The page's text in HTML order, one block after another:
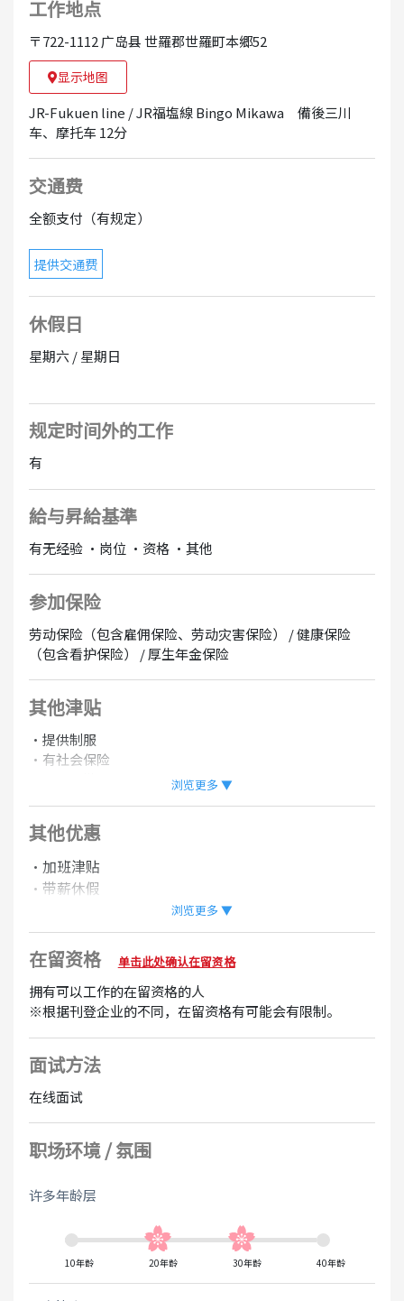
工作地点
〒722-1112 广岛县 世羅郡世羅町本郷52
显示地图
JR-Fukuen line / JR福塩線 Bingo Mikawa 備後三川
车、摩托车 12分
交通费
全额支付（有规定）
提供交通费
休假日
星期六 / 星期日
规定时间外的工作
有
給与昇給基準
有无经验 ・岗位 ・资格 ・其他
参加保险
劳动保险（包含雇佣保险、劳动灾害保险） / 健康保险
（包含看护保险） / 厚生年金保险
其他津贴
・提供制服
・有社会保险
可转正 在线面试OK
浏览更多 ▼
其他优惠
・加班津贴
・带薪休假
・深夜津贴
欢迎
无需经验 有经验者优先
浏览更多 ▼
在留资格 单击此处确认在留资格
拥有可以工作的在留资格的人
※根据刊登企业的不同，在留资格有可能会有限制。
面试方法
在线面试
职场环境 / 氛围
许多年龄层
10年龄 20年龄 30年龄 40年龄